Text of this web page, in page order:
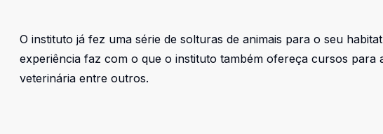
O instituto já fez uma série de solturas de animais para o seu
experiência faz com o que o instituto também ofereça cursos para
veterinária entre outros.